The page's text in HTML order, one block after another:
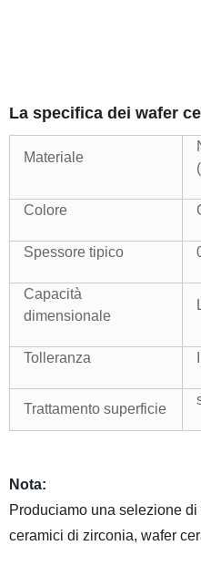
La specifica dei wafer
Materiale
Colore
Spessore tipico
Capacità
dimensionale
Tolleranza
Trattamento superficie
Nota:
Produciamo una selezione
ceramici di zirconia, wafer